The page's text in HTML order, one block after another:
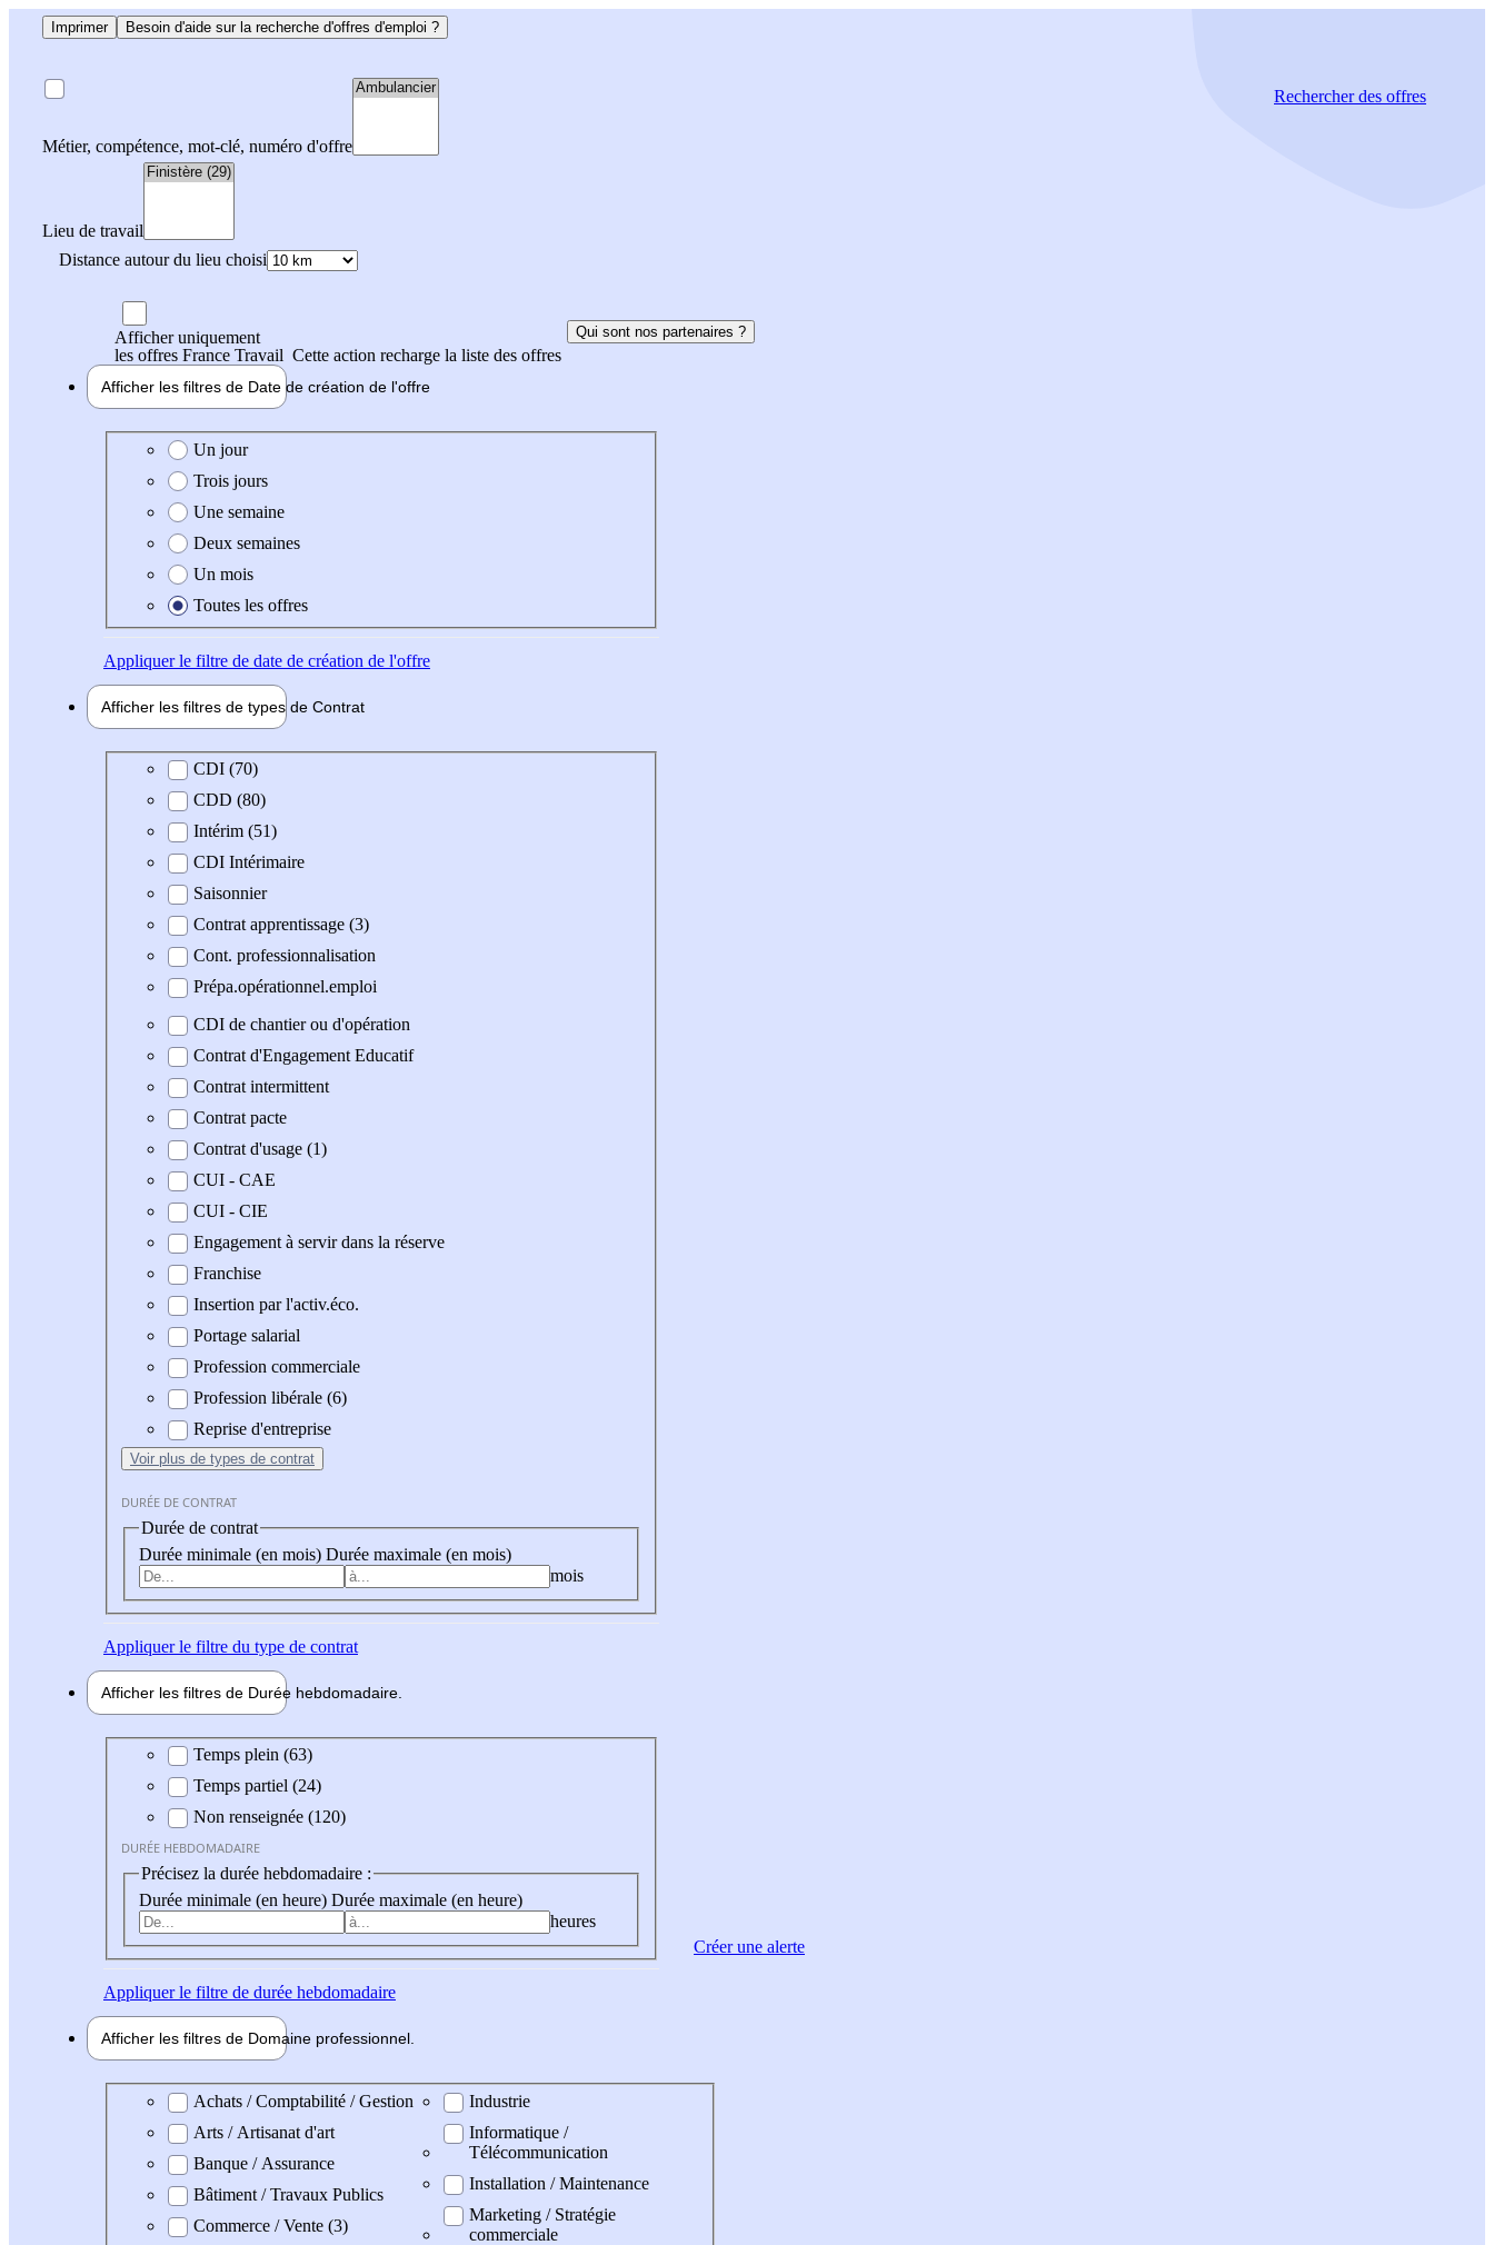
Imprimer Besoin d'aide sur la recherche d'offres d'emploi ?
Métier, compétence, mot-clé, numéro d'offre
Lieu de travail
Distance autour du lieu choisi
Rechercherdes offres
Afficher uniquement
les offres France Travail Cette action recharge la liste des offres
Qui sont nos partenaires ?
Afficher les filtres de Date de création de l'offre
Date de création de l'offre
Un jour
Trois jours
Une semaine
Deux semaines
Un mois
Toutes les offres
Appliquerle filtre de date de création de l'offre
Afficher les filtres de types de Contrat
Type de contratCDI (70)
CDD (80)
Intérim (51)
CDI Intérimaire
Saisonnier
Contrat apprentissage (3)
Cont. professionnalisation
Prépa.opérationnel.emploi
CDI de chantier ou d'opération
Contrat d'Engagement Educatif
Contrat intermittent
Contrat pacte
Contrat d'usage (1)
CUI - CAE
CUI - CIE
Engagement à servir dans la réserve
Franchise
Insertion par l'activ.éco.
Portage salarial
Profession commerciale
Profession libérale (6)
Reprise d'entreprise
Voir plus de types de contrat
DURÉE DE CONTRAT
Durée de contrat
Durée minimale (en mois) Durée maximale (en mois)
mois
Appliquerle filtre du type de contrat
Afficher les filtres de Durée hebdomadaire
Durée hebdomadaire
Temps plein (63)
Temps partiel (24)
Non renseignée (120)
DURÉE HEBDOMADAIRE
Précisez la durée hebdomadaire :
Durée minimale (en heure) Durée maximale (en heure)
heures
Appliquerle filtre de durée hebdomadaire
Afficher les filtres de Domaine professionnel
Domaine professionel
Achats / Comptabilité / Gestion
Arts / Artisanat d'art
Banque / Assurance
Bâtiment / Travaux Publics
Commerce / Vente (3)
Industrie
Informatique /
Télécommunication
Installation / Maintenance
Marketing / Stratégie
commerciale
Créer une alerte